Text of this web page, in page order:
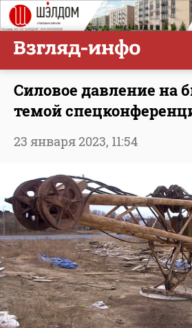
Силовое давление на
темой
23 января 2023, 11:54